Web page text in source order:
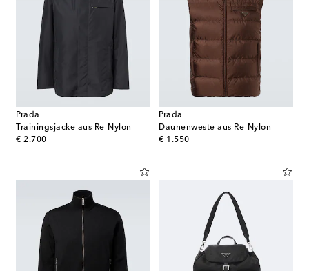
Prada
Trainingsjacke aus Re-Nylon
€ 2.700
original price
Prada
Daunenweste aus Re-Nylon
€ 1.550
original price